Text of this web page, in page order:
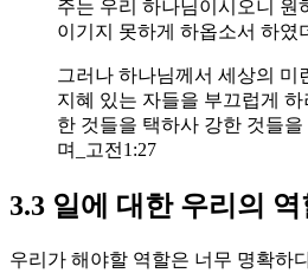
주는 우리 하나님이시오니 원
이기지 못하게 하옵소서 하였
그러나 하나님께서 세상의 미
지혜 있는 자들을 부끄럽게
한 것들을 택하사 강한 것들을
며_고전1:27
3.3 일에 대한 우리의 역
우리가 해야할 역할은 너무 명확하